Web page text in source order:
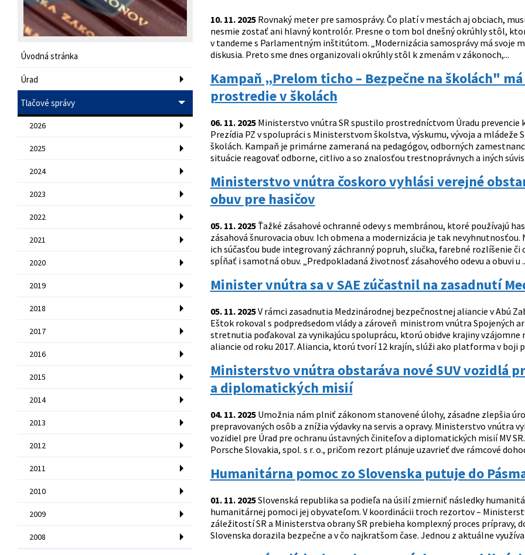
Úvodná stránka
Úrad
Tlačové správy
2026
2025
2024
2023
2022
2021
2020
2019
2018
2017
2016
2015
2014
2013
2012
2011
2010
2009
2008
10. 11. 2025Rovnaký meter pre samosprávy. Čo platí v mestách aj obciach,
nesmie zostať ani hlavný kontrolór. Presne o tom bol dnešný okrúhly stôl,
v tandeme s Parlamentným inštitútom. „Modernizácia samosprávy má svoje
diskusia. Preto sme dnes organizovali okrúhly stôl k zmenám v zákonoch,...
Kampaň „Prelom ticho – Bezpečne na školách"
prostredie v školách
06. 11. 2025Ministerstvo vnútra SR spustilo prostredníctvom Úradu prevencie
Prezídia PZ v spolupráci s Ministerstvom školstva, výskumu, vývoja a mládeže
školách. Kampaň je primárne zameraná na pedagógov, odborných
situácie reagovať odborne, citlivo a so znalosťou trestnoprávnych a iných
Ministerstvo vnútra čoskoro vyhlási verejné
obuv pre hasičov
05. 11. 2025Ťažké zásahové ochranné odevy s membránou, ktoré používajú
zásahová šnurovacia obuv. Ich obmena a modernizácia je tak nevyhnutnosťou.
ich súčasťou bude integrovaný záchranný popruh, slučka, farebné rozlíšenie
spĺňať i samotná obuv. „Predpokladaná životnosť zásahového odevu a obuvi u
Minister vnútra sa v SAE zúčastnil na zasadnutí
05. 11. 2025V rámci zasadnutia Medzinárodnej bezpečnostnej aliancie v Abú
Eštok rokoval s podpredsedom vlády a zároveň ministrom vnútra Spojených
stretnutia poďakoval za vynikajúcu spoluprácu, ktorú obidve krajiny
aliancie od roku 2017. Aliancia, ktorú tvorí 12 krajín, slúži ako platforma v boji
Ministerstvo vnútra obstaráva nové SUV vozidlá
a diplomatických misií
04. 11. 2025Umožnia nám plniť zákonom stanovené úlohy, zásadne zlepšia
prepravovaných osôb a znížia výdavky na servis a opravy. Ministerstvo vnútra
vozidiel pre Úrad pre ochranu ústavných činiteľov a diplomatických misií MV
Porsche Slovakia, spol. s r. o., pričom rezort plánuje uzavrieť dve rámcové
Humanitárna pomoc zo Slovenska putuje do
01. 11. 2025Slovenská republika sa podieľa na úsilí zmierniť následky
humanitárnej pomoci jej obyvateľom. V koordinácii troch rezortov –
záležitostí SR a Ministerstva obrany SR prebieha komplexný proces prípravy,
Slovenska dorazila bezpečne a v čo najkratšom čase. Jednou z aktuálne